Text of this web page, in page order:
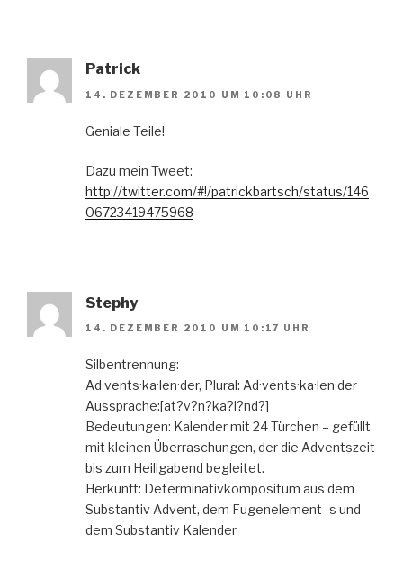
Patrick
14. DEZEMBER 2010 UM 10:08 UHR
Geniale Teile!
Dazu mein Tweet:
http://twitter.com/#!/patrickbartsch/status/146
06723419475968
Stephy
14. DEZEMBER 2010 UM 10:17 UHR
Silbentrennung:
Ad·vents·ka·len·der, Plural: Ad·vents·ka·len·der
Aussprache:[at?v?n?ka?l?nd?]
Bedeutungen: Kalender mit 24 Türchen – gefüllt
mit kleinen Überraschungen, der die Adventszeit
bis zum Heiligabend begleitet.
Herkunft: Determinativkompositum aus dem
Substantiv Advent, dem Fugenelement -s und
dem Substantiv Kalender